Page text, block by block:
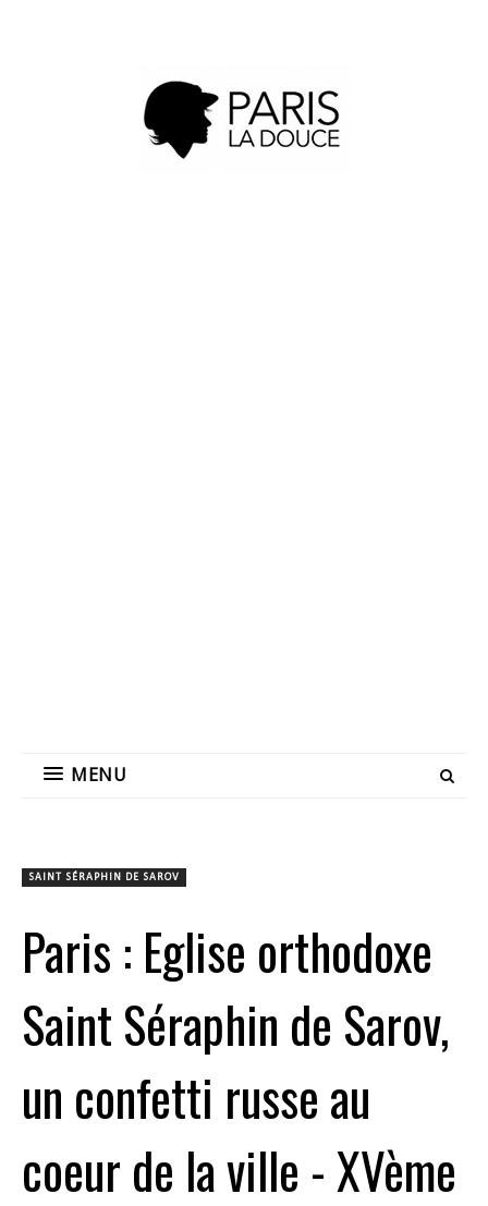
MENU
SAINT SÉRAPHIN DE SAROV
Paris : Eglise orthodoxe
Saint Séraphin de Sarov,
un confetti russe au
coeur de la ville - XVème